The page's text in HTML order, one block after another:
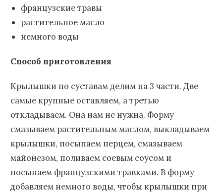
французские травы
растительное масло
немного воды
Способ приготовления
Крылышки по суставам делим на 3 части. Две
самые крупные оставляем, а третью
откладываем. Она нам не нужна. Форму
смазываем растительным маслом, выкладываем
крылышки, посыпаем перцем, смазываем
майонезом, поливаем соевым соусом и
посыпаем французскими травками. В форму
добавляем немного воды, чтобы крылышки при